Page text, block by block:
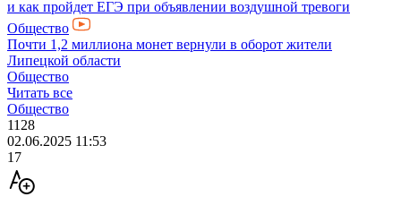
и как пройдет ЕГЭ при объявлении воздушной тревоги
Общество
Почти 1,2 миллиона монет вернули в оборот жители
Липецкой области
Общество
Читать все
Общество
1128
02.06.2025 11:53
17